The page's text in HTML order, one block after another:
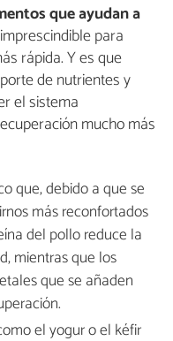
que ayudan a
para
rápida. Y es que
de nutrientes y
el sistema
mucho más
que, debido a que se
más reconfortados
del pollo reduce la
mientras que los
que se añaden
el yogur o el kéfir